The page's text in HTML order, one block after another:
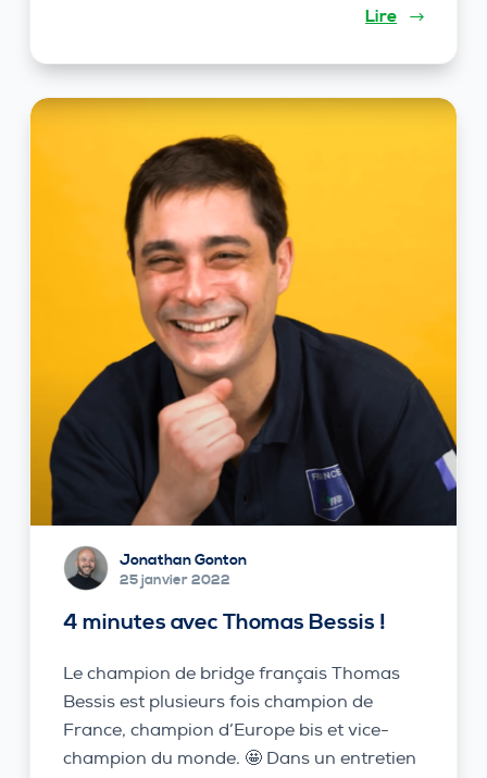
Lire
Jonathan Gonton
25 janvier 2022
4 minutes avec Thomas Bessis !
Le champion de bridge français Thomas
Bessis est plusieurs fois champion de
France, champion d’Europe bis et vice-
champion du monde. 🤩 Dans un entretien